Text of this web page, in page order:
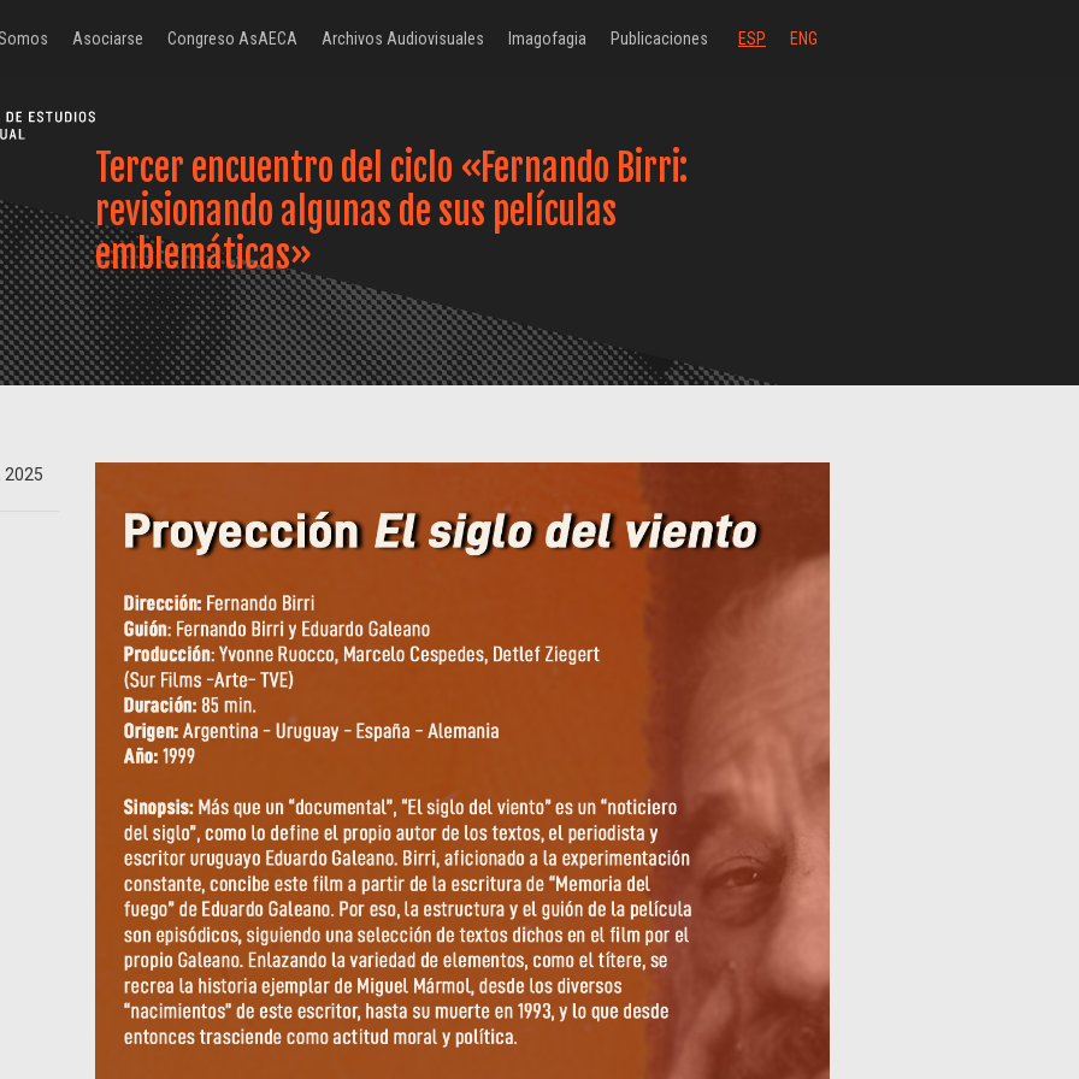
ESP ENG
Asociarse Congreso AsAECA Archivos Audiovisuales Imagofagia Publicaciones
Tercer encuentro del ciclo «Fernando Birri:
revisionando algunas de sus películas
emblemáticas»
2025